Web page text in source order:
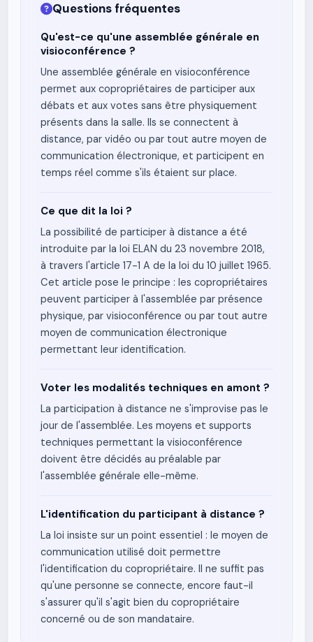
Questions fréquentes
Qu'est-ce qu'une assemblée générale en
visioconférence ?
Une assemblée générale en visioconférence
permet aux copropriétaires de participer aux
débats et aux votes sans être physiquement
présents dans la salle. Ils se connectent à
distance, par vidéo ou par tout autre moyen de
communication électronique, et participent en
temps réel comme s'ils étaient sur place.
Ce que dit la loi ?
La possibilité de participer à distance a été
introduite par la loi ELAN du 23 novembre 2018,
à travers l'article 17-1 A de la loi du 10 juillet 1965.
Cet article pose le principe : les copropriétaires
peuvent participer à l'assemblée par présence
physique, par visioconférence ou par tout autre
moyen de communication électronique
permettant leur identification.
Voter les modalités techniques en amont ?
La participation à distance ne s'improvise pas le
jour de l'assemblée. Les moyens et supports
techniques permettant la visioconférence
doivent être décidés au préalable par
l'assemblée générale elle-même.
L'identification du participant à distance ?
La loi insiste sur un point essentiel : le moyen de
communication utilisé doit permettre
l'identification du copropriétaire. Il ne suffit pas
qu'une personne se connecte, encore faut-il
s'assurer qu'il s'agit bien du copropriétaire
concerné ou de son mandataire.